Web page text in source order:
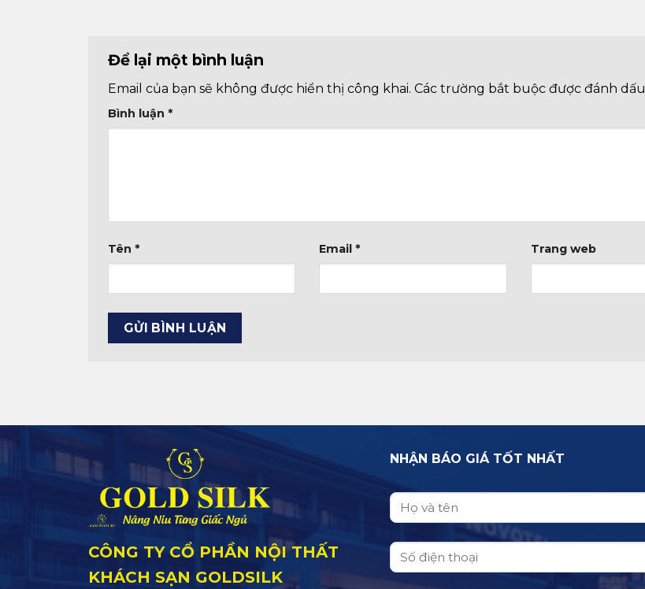
Để lại một bình luận
Email của bạn sẽ không được hiển thị công khai. Các trường bắt buộc được đánh dấu
Bình luận *
Tên * Email* Trang web
CÔNG TY CỔ PHẦN NỘI THẤT
KHÁCH SẠN GOLDSILK
NHẬN BÁO GIÁ TỐT NHẤT